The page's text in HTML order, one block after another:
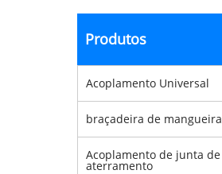
Produtos
Acoplamento Universal
braçadeira de mangueira
Acoplamento de junta de
aterramento